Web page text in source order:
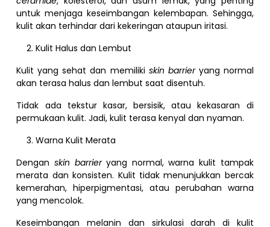
untuk menjaga keseimbangan kelembapan. Sehingga,
kulit akan terhindar dari kekeringan ataupun iritasi.
Kulit Halus dan Lembut
Kulit yang sehat dan memiliki skin barrieryang normal
akan terasa halus dan lembut saat disentuh.
Tidak ada tekstur kasar, bersisik, atau kekasaran di
permukaan kulit. Jadi, kulit terasa kenyal dan nyaman.
Warna Kulit Merata
Dengan skin barrieryang normal, warna kulit tampak
merata dan konsisten. Kulit tidak menunjukkan bercak
kemerahan, hiperpigmentasi, atau perubahan warna
yang mencolok.
Keseimbangan melanin dan sirkulasi darah di kulit